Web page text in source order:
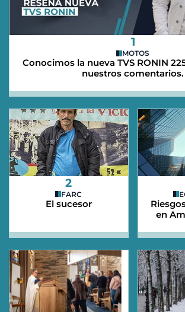
1
MOTOS
Conocimos la nueva TVS RONIN
nuestros comentarios.
2
FARC
El sucesor
en